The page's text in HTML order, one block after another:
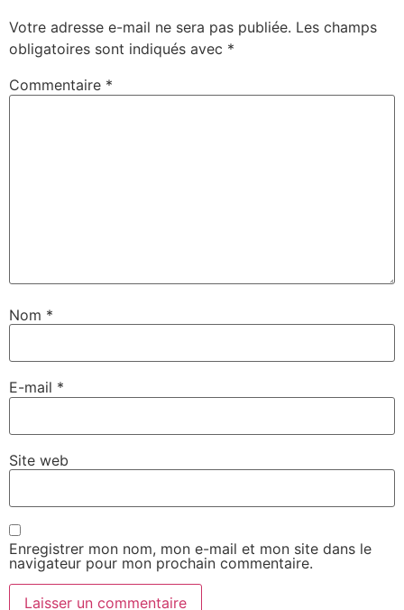
Votre adresse e-mail ne sera pas publiée. Les champs
obligatoires sont indiqués avec *
Commentaire *
Nom *
E-mail *
Site web
Enregistrer mon nom, mon e-mail et mon site dans le
navigateur pour mon prochain commentaire.